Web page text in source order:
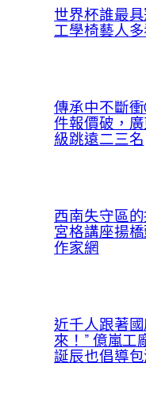
世界杯誰最
工學椅藝人
傳承中不斷
件報價破，
級跳遠二三名
西南失守區
宮格講座揚
作家網
近千人跟著
來！” 億嵐工
誕辰也倡導